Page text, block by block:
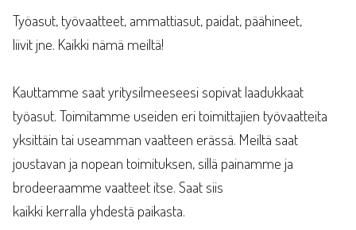
Työasut, työvaatteet, ammattiasut, paidat, päähineet,
liivit jne. Kaikki nämä meiltä!
Kauttamme saat yritysilmeeseesi sopivat laadukkaat
työasut. Toimitamme useiden eri toimittajien työvaatteita
yksittäin tai useamman vaatteen erässä. Meiltä saat
joustavan ja nopean toimituksen, sillä painamme ja
brodeeraamme vaatteet itse. Saat siis
kaikki kerralla yhdestä paikasta.